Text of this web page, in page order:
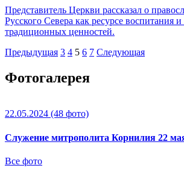
Представитель Церкви рассказал о
Русского Севера как ресурсе воспитания
традиционных ценностей.
Предыдущая 3 4 5 6 7 Следующая
Фотогалерея
22.05.2024 (48 фото)
Служение митрополита Корнилия 22
Все фото